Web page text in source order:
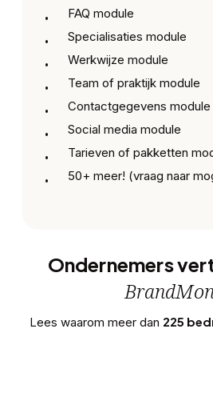
FAQ module
Specialisaties module
Werkwijze module
Team of praktijk module
Contactgegevens module
Social media module
Tarieven of pakketten
50+ meer! (vraag naar
Ondernemers
Lees waarom meer dan 225